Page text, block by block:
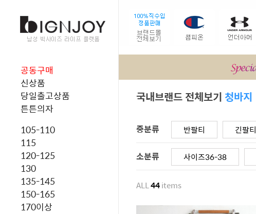
공동구매
신상품
당일출고상품
튼튼의자
105-110
115
120-125
130
135-145
150-165
170이상
국내브랜드 전체보기 청바지
중분류 반팔티 긴팔티
소분류 사이즈36-38
ALL44items